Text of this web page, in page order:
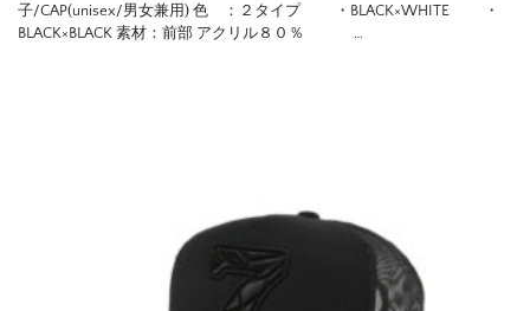
子/CAP(unisex/男女兼用) 色 ：２タイプ ・BLACK×WHITE ・
BLACK×BLACK 素材：前部 アクリル８０％ …